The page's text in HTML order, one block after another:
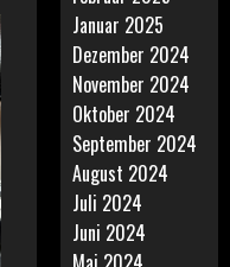
Januar 2025
Dezember 2024
November 2024
Oktober 2024
September 2024
August 2024
Juli 2024
Juni 2024